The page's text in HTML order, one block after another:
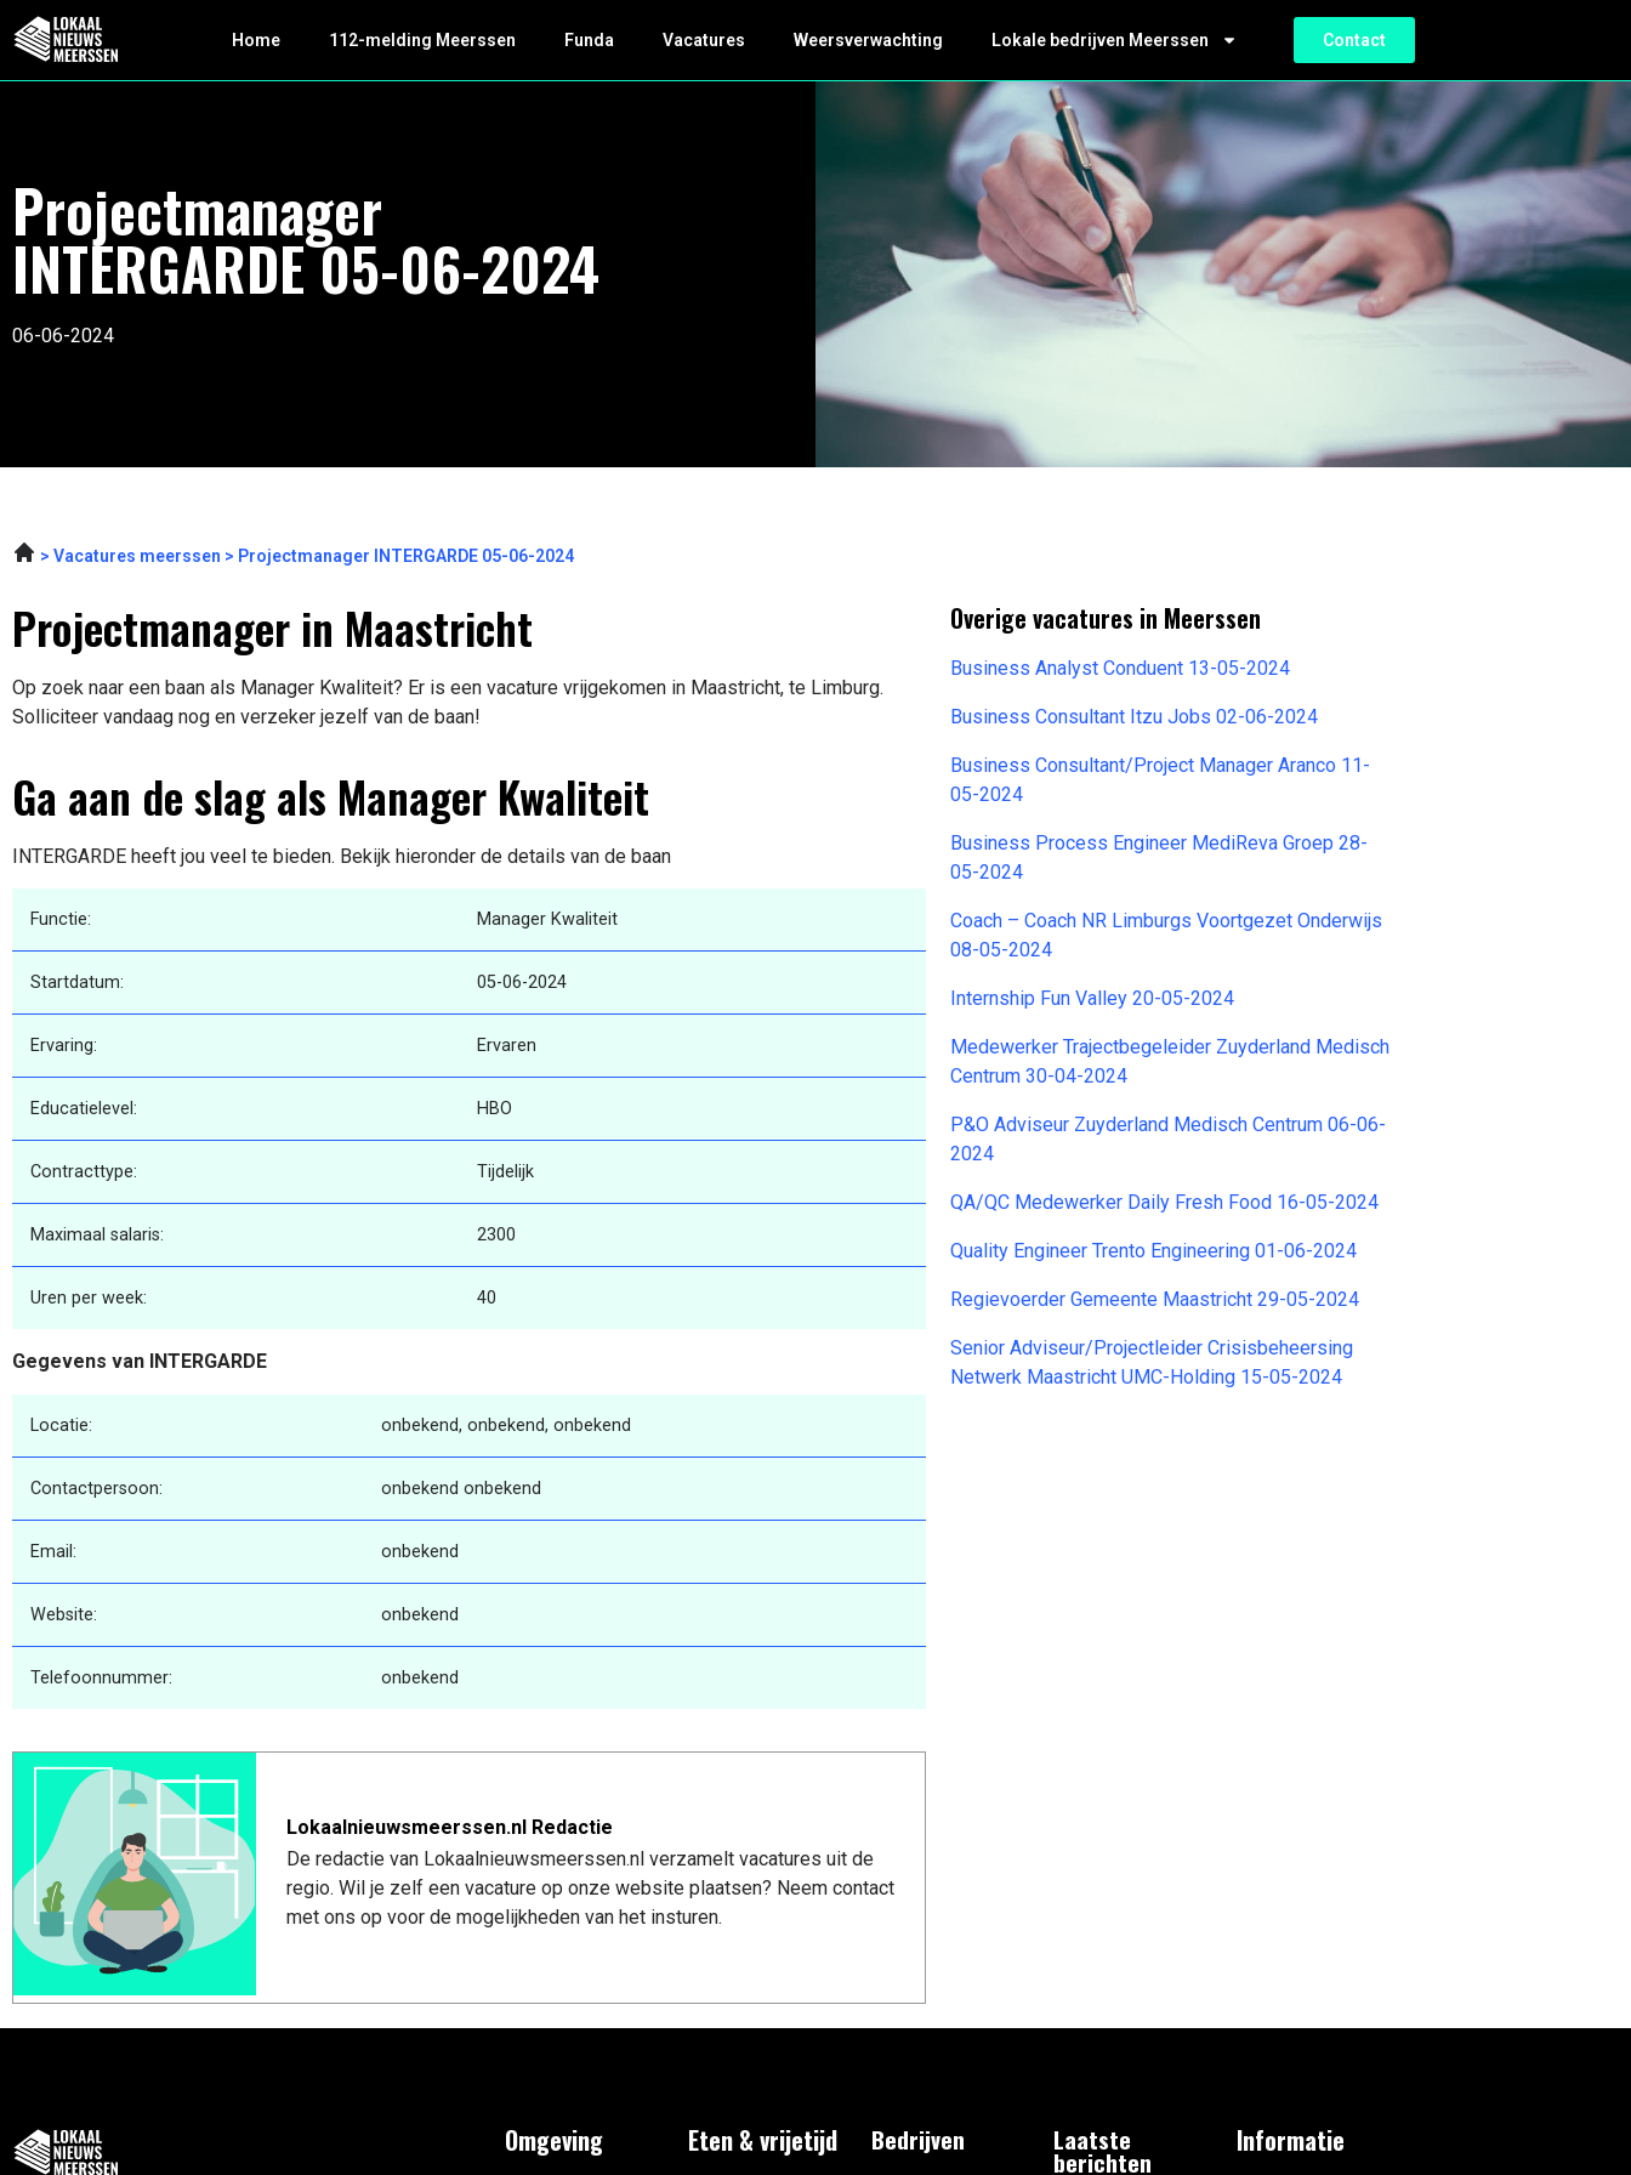
Home 112-melding Meerssen Funda Vacatures Weersverwachting Lokale bedrijven Meerssen Contact
Projectmanager
INTERGARDE 05-06-2024
06-06-2024
Vacatures meerssen Projectmanager INTERGARDE 05-06-2024
Projectmanager in Maastricht
Op zoek naar een baan als Manager Kwaliteit? Er is een vacature vrijgekomen in Maastricht, te Limburg.
Solliciteer vandaag nog en verzeker jezelf van de baan!
Ga aan de slag als Manager Kwaliteit
INTERGARDE heeft jou veel te bieden. Bekijk hieronder de details van de baan
Functie: Manager Kwaliteit
Startdatum: 05-06-2024
Ervaring: Ervaren
Educatielevel: HBO
Contracttype: Tijdelijk
Maximaal salaris: 2300
Uren per week: 40
Gegevens van INTERGARDE
Locatie: onbekend, onbekend, onbekend
Contactpersoon: onbekend onbekend
Email: onbekend
Website: onbekend
Telefoonnummer: onbekend
Lokaalnieuwsmeerssen.nl Redactie
De redactie van Lokaalnieuwsmeerssen.nl verzamelt vacatures uit de
regio. Wil je zelf een vacature op onze website plaatsen? Neem contact
met ons op voor de mogelijkheden van het insturen.
Overige vacatures in Meerssen
Business Analyst Conduent 13-05-2024
Business Consultant Itzu Jobs 02-06-2024
Business Consultant/Project Manager Aranco 11-
05-2024
Business Process Engineer MediReva Groep 28-
05-2024
Coach – Coach NR Limburgs Voortgezet Onderwijs
08-05-2024
Internship Fun Valley 20-05-2024
Medewerker Trajectbegeleider Zuyderland Medisch
Centrum 30-04-2024
P&O Adviseur Zuyderland Medisch Centrum 06-06-
2024
QA/QC Medewerker Daily Fresh Food 16-05-2024
Quality Engineer Trento Engineering 01-06-2024
Regievoerder Gemeente Maastricht 29-05-2024
Senior Adviseur/Projectleider Crisisbeheersing
Netwerk Maastricht UMC-Holding 15-05-2024
Omgeving Eten & vrijetijd Bedrijven Laatste
berichten
Informatie